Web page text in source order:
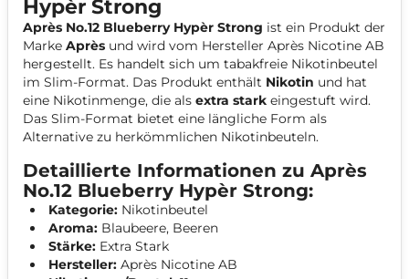
Hypèr Strong
Après No.12 Blueberry Hypèr Strong ist ein Produkt der
Marke Après und wird vom Hersteller Après Nicotine AB
hergestellt. Es handelt sich um tabakfreie Nikotinbeutel
im Slim-Format. Das Produkt enthält Nikotin und hat
eine Nikotinmenge, die als extra stark eingestuft wird.
Das Slim-Format bietet eine längliche Form als
Alternative zu herkömmlichen Nikotinbeuteln.
Detaillierte Informationen zu Après
No.12 Blueberry Hypèr Strong:
Kategorie: Nikotinbeutel
Aroma: Blaubeere, Beeren
Stärke: Extra Stark
Hersteller: Après Nicotine AB